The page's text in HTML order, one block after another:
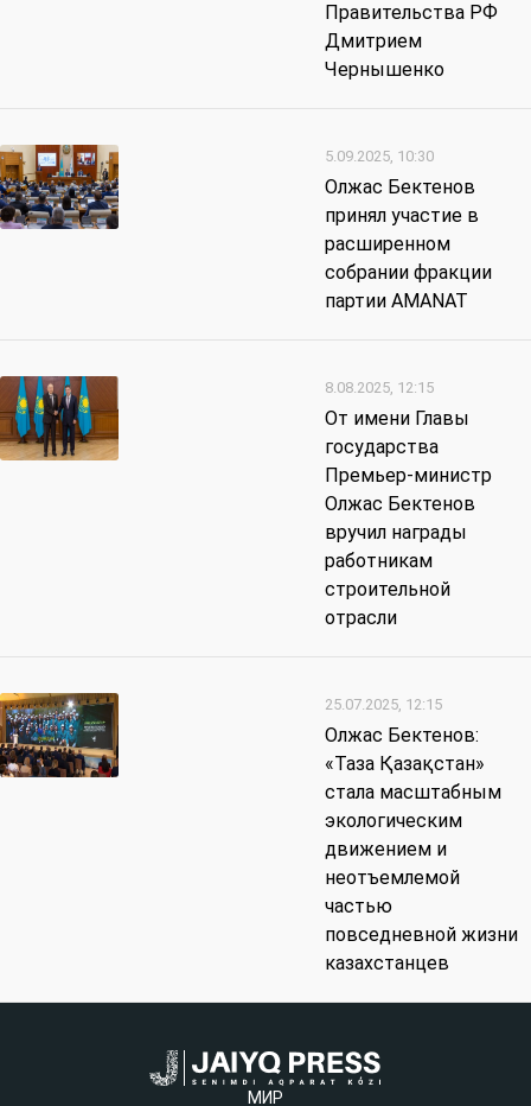
Правительства РФ
Дмитрием
Чернышенко
5.09.2025, 10:30
Олжас Бектенов
принял участие в
расширенном
собрании фракции
партии AMANAT
8.08.2025, 12:15
От имени Главы
государства
Премьер-министр
Олжас Бектенов
вручил награды
работникам
строительной
отрасли
25.07.2025, 12:15
Олжас Бектенов:
«Таза Қазақстан»
стала масштабным
экологическим
движением и
неотъемлемой
частью
повседневной жизни
казахстанцев
МИР